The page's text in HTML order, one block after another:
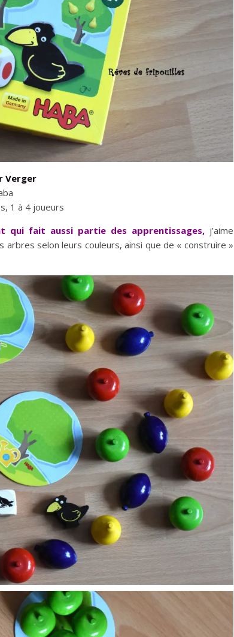
Verger
1 à 4 joueurs
qui fait aussi partie des apprentissages, j’aime
selon leurs couleurs, ainsi que de « construire »